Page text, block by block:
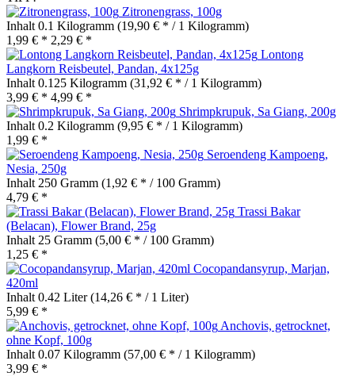
Zitronengrass, 100g
Inhalt 0.1 Kilogramm (19,90 € * / 1 Kilogramm)
1,99 € * 2,29 € *
Lontong
Langkorn Reisbeutel, Pandan, 4x125g
Inhalt 0.125 Kilogramm (31,92 € * / 1 Kilogramm)
3,99 € * 4,99 € *
Shrimpkrupuk, Sa Giang, 200g
Inhalt 0.2 Kilogramm (9,95 € * / 1 Kilogramm)
1,99 € *
Seroendeng Kampoeng,
Nesia, 250g
Inhalt 250 Gramm (1,92 € * / 100 Gramm)
4,79 € *
Trassi Bakar
(Belacan), Flower Brand, 25g
Inhalt 25 Gramm (5,00 € * / 100 Gramm)
1,25 € *
Cocopandansyrup, Marjan,
420ml
Inhalt 0.42 Liter(14,26 € * / 1 Liter)
5,99 € *
Anchovis, getrocknet,
ohne Kopf, 100g
Inhalt 0.07 Kilogramm (57,00 € * / 1 Kilogramm)
3,99 € *